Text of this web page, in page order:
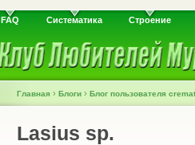
FAQ Систематика Строение
Главная › Блоги › Блог пользователя
Lasius sp.